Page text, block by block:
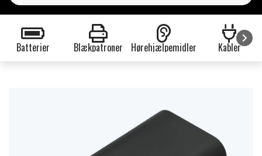
Batterier Blækpatroner Hørehjælpemidler Kabler